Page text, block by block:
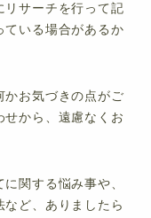
リサーチを行って記
ている場合があるか
かお気づきの点がご
せから、遠慮なくお
関する悩み事や、
ど、ありましたら